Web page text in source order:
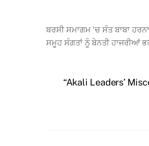
ਬਰਸੀ ਸਮਾਗਮ ‘ਚ ਸੰਤ ਬਾਬਾ
ਸਮੂਹ ਸੰਗਤਾਂ ਨੂੰ ਬੇਨਤੀ ਹਾਜਰੀਆਂ
“Akali Leaders’